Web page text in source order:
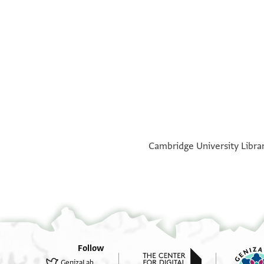
Cambridge University
Follow